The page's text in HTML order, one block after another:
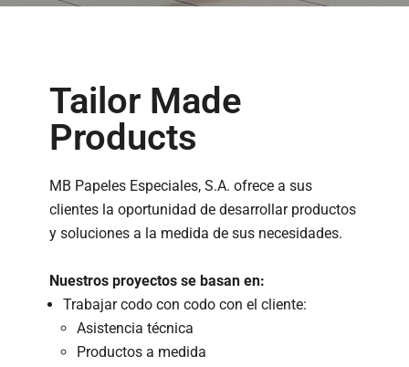
Tailor Made Products
CONTACTO
Tailor Made
Products
MB Papeles Especiales, S.A. ofrece a sus
clientes la oportunidad de desarrollar productos
y soluciones a la medida de sus necesidades.
Nuestros proyectos se basan en:
Trabajar codo con codo con el cliente:
Asistencia técnica
Productos a medida